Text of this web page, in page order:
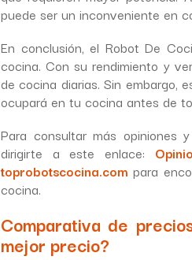
puede ser un inconveniente en
En conclusión, el Robot De
cocina. Con su rendimiento y
de cocina diarias. Sin embargo,
ocupará en tu cocina antes de
Para consultar más opiniones
dirigirte a este enlace:
toprobotscocina.com para
cocina.
Comparativa de
mejor precio?